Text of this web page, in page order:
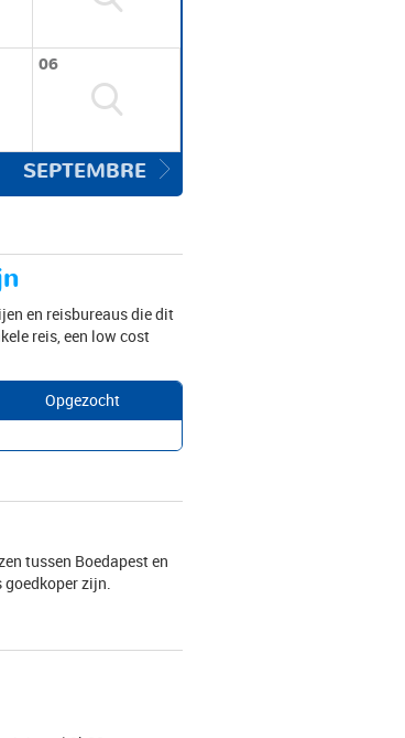
06
SEPTEMBRE
en reisbureaus die dit
reis, een low cost
Opgezocht
tussen Boedapest en
zijn.